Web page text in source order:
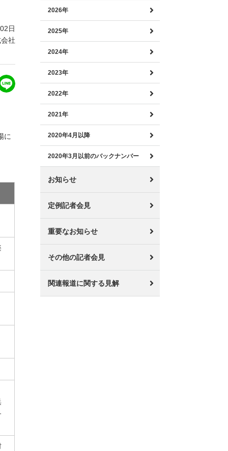
日
社
に
2026年
2025年
2024年
2023年
2022年
2021年
2020年4月以降
2020年3月以前のバックナンバー
お知らせ
定例記者会見
重要なお知らせ
その他の記者会見
関連報道に関する見解